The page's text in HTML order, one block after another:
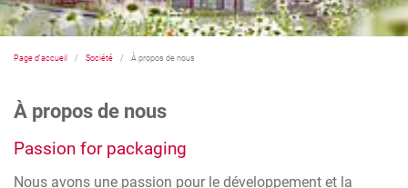
Page d'accueil Société À propos de nous
À propos de nous
Passion for packaging
Nous avons une passion pour le développement et la